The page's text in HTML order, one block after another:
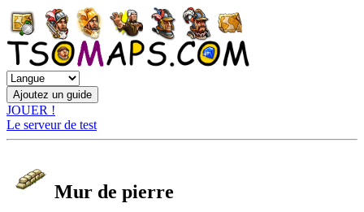
JOUER !
Le serveur de test
Mur de pierre